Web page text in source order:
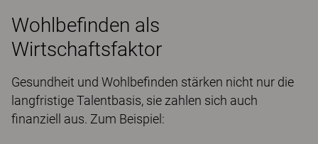
Wohlbefinden als
Wirtschaftsfaktor
Gesundheit und Wohlbefinden stärken nicht nur die
langfristige Talentbasis, sie zahlen sich auch
finanziell aus. Zum Beispiel: